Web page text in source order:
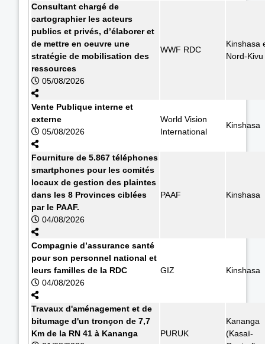
Consultant chargé de
cartographier les acteurs
publics et privés, d’élaborer et
de mettre en oeuvre une
stratégie de mobilisation des
ressources
05/08/2026
WWF RDC
Kinshasa
Nord-Kivu
Vente Publique interne et
externe
05/08/2026
World Vision
International
Kinshasa
Fourniture de 5.867 téléphones
smartphones pour les comités
locaux de gestion des plaintes
dans les 8 Provinces ciblées
par le PAAF.
04/08/2026
PAAF Kinshasa
Compagnie d’assurance santé
pour son personnel national et
leurs familles de la RDC
04/08/2026
GIZ Kinshasa
Travaux d'aménagement et de
bitumage d'un tronçon de 7,7
Km de la RN 41 à Kananga
PURUK
Kananga
(Kasaï-